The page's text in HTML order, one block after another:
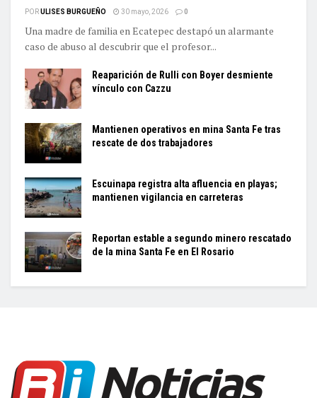
PORULISES BURGUEÑO 30 mayo, 2026 0
Una madre de familia en Ecatepec destapó un alarmante
caso de abuso al descubrir que el profesor...
Reaparición de Rulli con Boyer desmiente
vínculo con Cazzu
Mantienen operativos en mina Santa Fe tras
rescate de dos trabajadores
Escuinapa registra alta afluencia en playas;
mantienen vigilancia en carreteras
Reportan estable a segundo minero rescatado
de la mina Santa Fe en El Rosario